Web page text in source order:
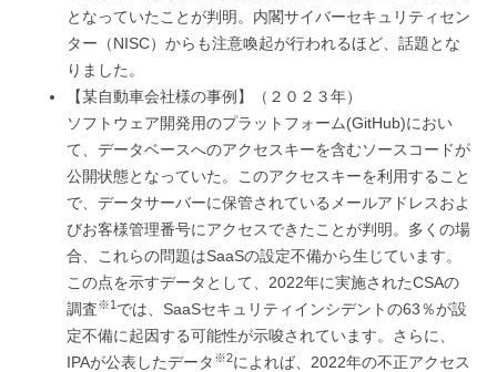
となっていたことが判明。内閣サイバーセキュリティセン
ター（NISC）からも注意喚起が行われるほど、話題とな
りました。
【某自動車会社様の事例】（２０２３年）
ソフトウェア開発用のプラットフォーム(GitHub)におい
て、データベースへのアクセスキーを含むソースコードが
公開状態となっていた。このアクセスキーを利用すること
で、データサーバーに保管されているメールアドレスおよ
びお客様管理番号にアクセスできたことが判明。多くの場
合、これらの問題はSaaSの設定不備から生じています。
この点を示すデータとして、2022年に実施されたCSAの
調査※1 では、SaaSセキュリティインシデントの63％が設
定不備に起因する可能性が示唆されています。さらに、
IPAが公表したデータ ※2によれば、2022年の不正アクセス